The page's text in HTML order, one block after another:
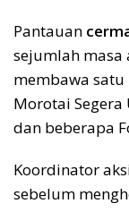
Pantauan
sejumlah masa
membawa satu
Morotai Segera
dan beberapa
Koordinator
sebelum